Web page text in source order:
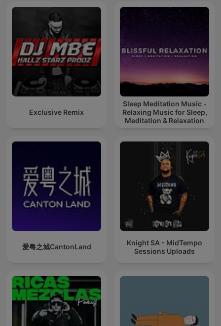
Exclusive Remix
Sleep Meditation Music -
Relaxing Music for Sleep,
Meditation & Relaxation
爱粤之城CantonLand
Knight SA - MidTempo
Sessions Uploads